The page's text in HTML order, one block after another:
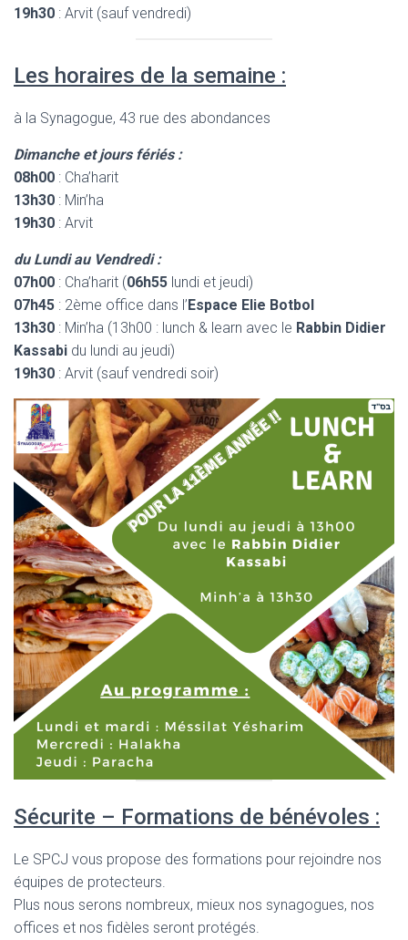
19h30 : Arvit (sauf vendredi)
Les horaires de la semaine :
à la Synagogue, 43 rue des abondances
Dimanche et jours fériés :
08h00 : Cha’harit
13h30 : Min’ha
19h30 : Arvit
du Lundi au Vendredi :
07h00 : Cha’harit (06h55 lundi et jeudi)
07h45 : 2ème office dans l’Espace Elie Botbol
13h30 : Min’ha (13h00 : lunch & learn avec le Rabbin Didier
Kassabi du lundi au jeudi)
19h30 : Arvit (sauf vendredi soir)
Sécurite – Formations de bénévoles :
Le SPCJ vous propose des formations pour rejoindre nos
équipes de protecteurs.
Plus nous serons nombreux, mieux nos synagogues, nos
offices et nos fidèles seront protégés.